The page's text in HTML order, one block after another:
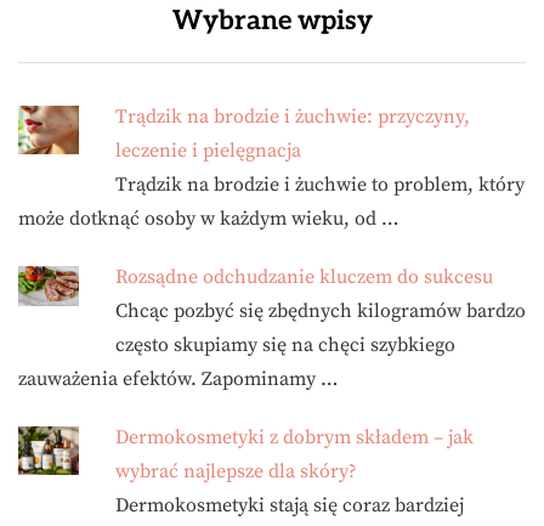
Wybrane wpisy
Trądzik na brodzie i żuchwie: przyczyny,
leczenie i pielęgnacja
Trądzik na brodzie i żuchwie to problem, który
może dotknąć osoby w każdym wieku, od …
Rozsądne odchudzanie kluczem do sukcesu
Chcąc pozbyć się zbędnych kilogramów bardzo
często skupiamy się na chęci szybkiego
zauważenia efektów. Zapominamy …
Dermokosmetyki z dobrym składem – jak
wybrać najlepsze dla skóry?
Dermokosmetyki stają się coraz bardziej